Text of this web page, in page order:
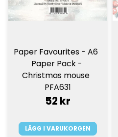
Paper Favourites - A6
Paper Pack -
Christmas mouse
PFA631
52 kr
LÄGG I VARUKORGEN